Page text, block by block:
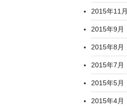
2015年11月
2015年9月
2015年8月
2015年7月
2015年5月
2015年4月